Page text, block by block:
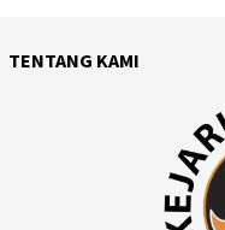
TENTANG KAMI